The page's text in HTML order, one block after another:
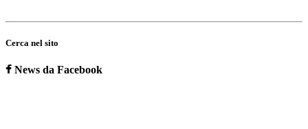
Cerca nel sito
News da Facebook